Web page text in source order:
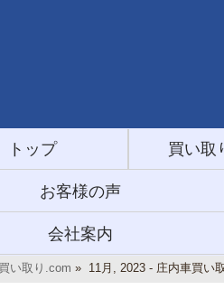
トップ 買い取
お客様の声
会社案内
い取り.com » 11月, 2023 - 庄内車買い